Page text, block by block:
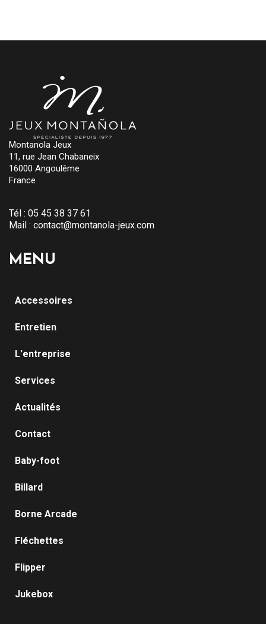
Montanola Jeux
11, rue Jean Chabaneix
16000 Angoulême
France
Tél : 05 45 38 37 61
Mail : contact@montanola-jeux.com
MENU
Accessoires
Entretien
L'entreprise
Services
Actualités
Contact
Baby-foot
Billard
Borne Arcade
Fléchettes
Flipper
Jukebox